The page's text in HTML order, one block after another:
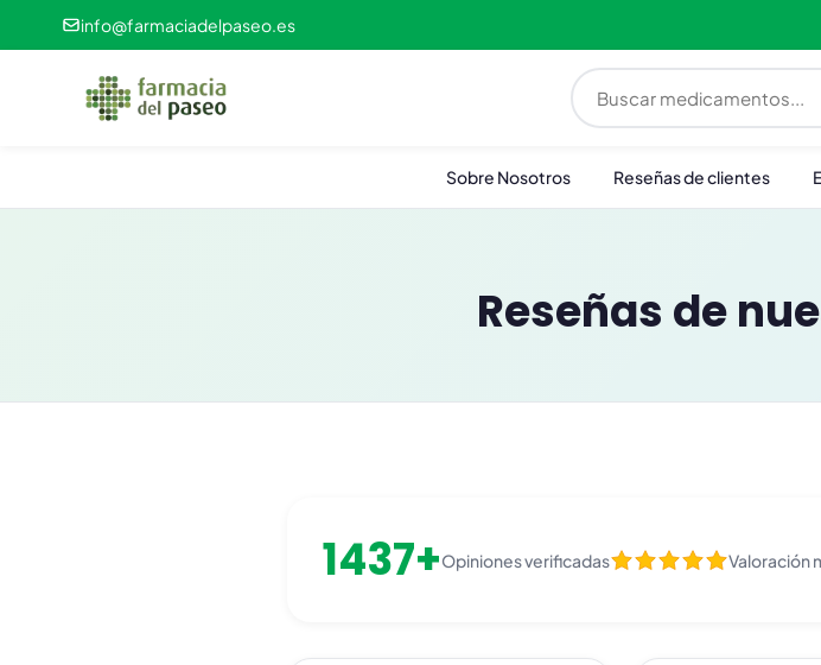
info@farmaciadelpaseo.es
Sobre Nosotros Reseñas de clientes
Reseñas de
1437+Opiniones verificadas Valoración